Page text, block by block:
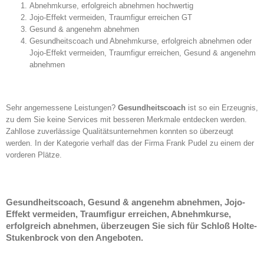
Abnehmkurse, erfolgreich abnehmen hochwertig
Jojo-Effekt vermeiden, Traumfigur erreichen GT
Gesund & angenehm abnehmen
Gesundheitscoach und Abnehmkurse, erfolgreich abnehmen oder
Jojo-Effekt vermeiden, Traumfigur erreichen, Gesund & angenehm
abnehmen
Sehr angemessene Leistungen? Gesundheitscoach ist so ein Erzeugnis,
zu dem Sie keine Services mit besseren Merkmale entdecken werden.
Zahllose zuverlässige Qualitätsunternehmen konnten so überzeugt
werden. In der Kategorie verhalf das der Firma Frank Pudel zu einem der
vorderen Plätze.
Gesundheitscoach, Gesund & angenehm abnehmen, Jojo-
Effekt vermeiden, Traumfigur erreichen, Abnehmkurse,
erfolgreich abnehmen, überzeugen Sie sich für Schloß Holte-
Stukenbrock von den Angeboten.